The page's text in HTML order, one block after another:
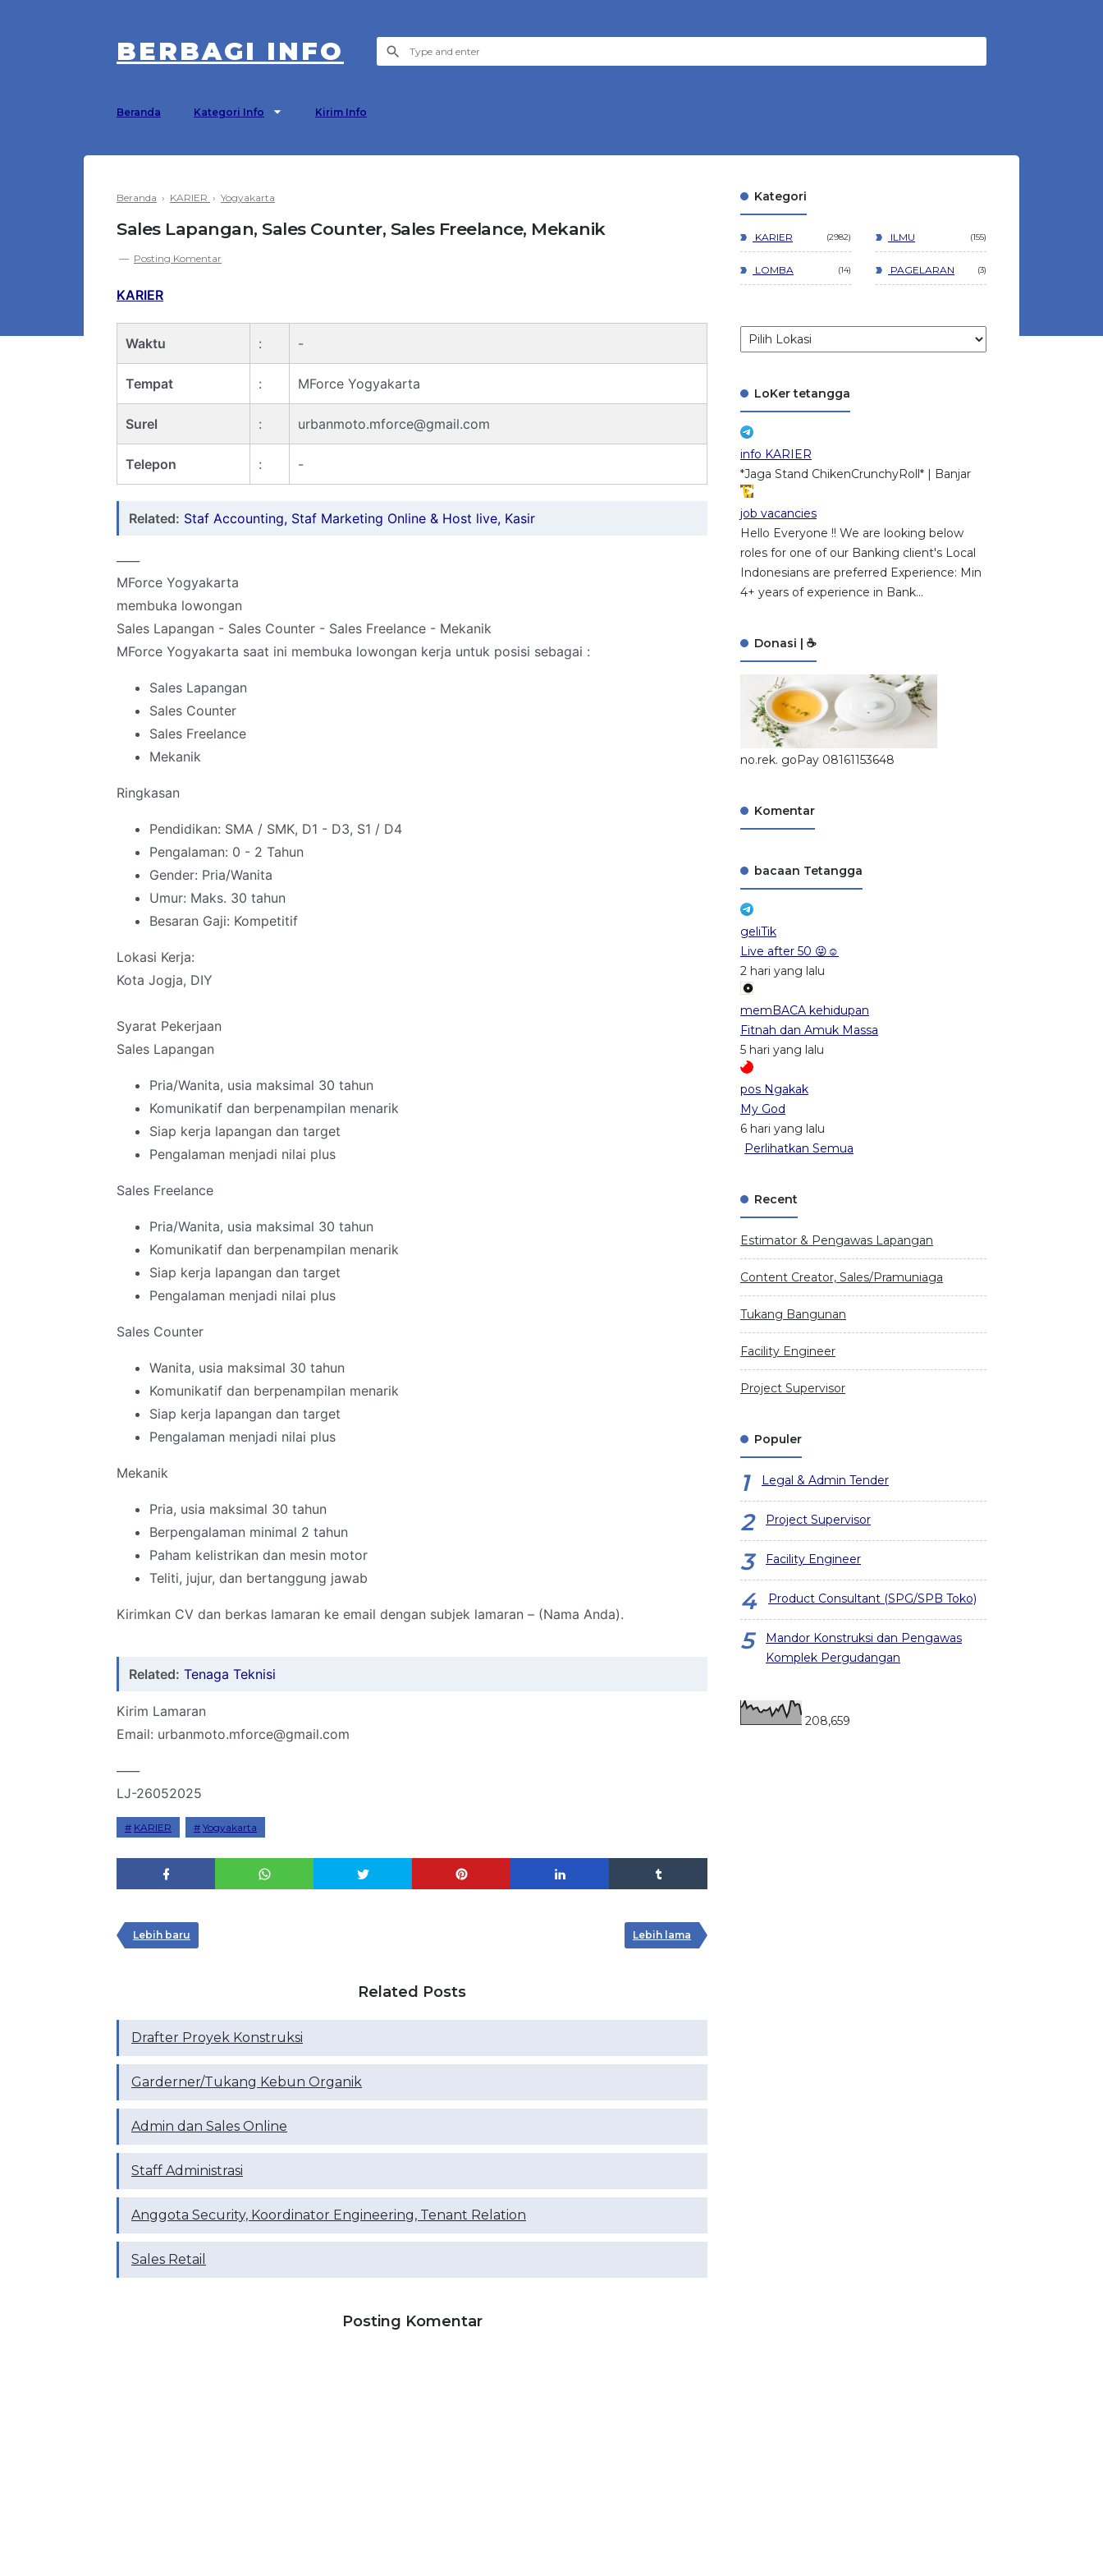
BERBAGI INFO
Beranda Kategori Info Kirim Info
Beranda › KARIER › Yogyakarta
Sales Lapangan, Sales Counter, Sales Freelance, Mekanik
Posting Komentar
KARIER
Waktu : -
Tempat : MForce Yogyakarta
Surel : urbanmoto.mforce@gmail.com
Telepon : -
Related: Staf Accounting, Staf Marketing Online & Host live, Kasir
MForce Yogyakarta
membuka lowongan
Sales Lapangan - Sales Counter - Sales Freelance - Mekanik
MForce Yogyakarta saat ini membuka lowongan kerja untuk posisi sebagai :
Sales Lapangan
Sales Counter
Sales Freelance
Mekanik
Ringkasan
Pendidikan: SMA / SMK, D1 - D3, S1 / D4
Pengalaman: 0 - 2 Tahun
Gender: Pria/Wanita
Umur: Maks. 30 tahun
Besaran Gaji: Kompetitif
Lokasi Kerja:
Kota Jogja, DIY
Syarat Pekerjaan
Sales Lapangan
Pria/Wanita, usia maksimal 30 tahun
Komunikatif dan berpenampilan menarik
Siap kerja lapangan dan target
Pengalaman menjadi nilai plus
Sales Freelance
Pria/Wanita, usia maksimal 30 tahun
Komunikatif dan berpenampilan menarik
Siap kerja lapangan dan target
Pengalaman menjadi nilai plus
Sales Counter
Wanita, usia maksimal 30 tahun
Komunikatif dan berpenampilan menarik
Siap kerja lapangan dan target
Pengalaman menjadi nilai plus
Mekanik
Pria, usia maksimal 30 tahun
Berpengalaman minimal 2 tahun
Paham kelistrikan dan mesin motor
Teliti, jujur, dan bertanggung jawab
Kirimkan CV dan berkas lamaran ke email dengan subjek lamaran – (Nama Anda).
Related: Tenaga Teknisi
Kirim Lamaran
Email: urbanmoto.mforce@gmail.com
LJ-26052025
KARIER Yogyakarta
Lebih baru Lebih lama
Related Posts
Drafter Proyek Konstruksi
Garderner/Tukang Kebun Organik
Admin dan Sales Online
Staff Administrasi
Anggota Security, Koordinator Engineering, Tenant Relation
Sales Retail
Posting Komentar
Kategori
KARIER 2982 ILMU 155
LOMBA 14 PAGELARAN 3
LoKer tetangga
info KARIER
*Jaga Stand ChikenCrunchyRoll* | Banjar
job vacancies
Hello Everyone !! We are looking below
roles for one of our Banking client's Local
Indonesians are preferred Experience: Min
4+ years of experience in Bank...
Donasi | ☕
no.rek. goPay 08161153648
Komentar
bacaan Tetangga
geliTik
Live after 50 😜☺️
2 hari yang lalu
memBACA kehidupan
Fitnah dan Amuk Massa
5 hari yang lalu
pos Ngakak
My God
6 hari yang lalu
Perlihatkan Semua
Recent
Estimator & Pengawas Lapangan
Content Creator, Sales/Pramuniaga
Tukang Bangunan
Facility Engineer
Project Supervisor
Populer
Legal & Admin Tender
Project Supervisor
Facility Engineer
Product Consultant (SPG/SPB Toko)
Mandor Konstruksi dan Pengawas
Komplek Pergudangan
208,659